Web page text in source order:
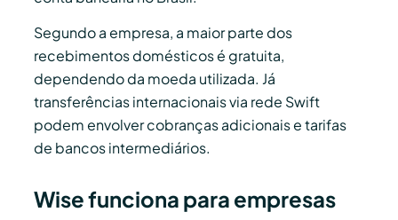
Segundo a empresa, a maior parte dos
recebimentos domésticos é gratuita,
dependendo da moeda utilizada. Já
transferências internacionais via rede Swift
podem envolver cobranças adicionais e tarifas
de bancos intermediários.
Wise funciona para empresas